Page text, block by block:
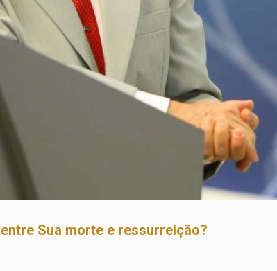
Sua morte e ressurreição?